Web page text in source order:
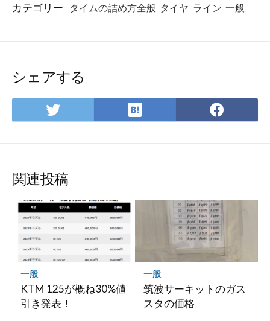
カテゴリー: タイムの詰め方全般 タイヤ ライン 一般
シェアする
Twitter
で
は
て
マ
存
で
関連投稿
一般
KTM 125が概ね30%値
引き発表！
一般
筑波サーキットのガス
スタの価格